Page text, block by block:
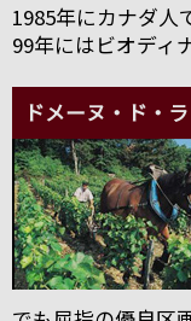
1985年にカナダ人
99年にはビオディ
ドメーヌ・ド・